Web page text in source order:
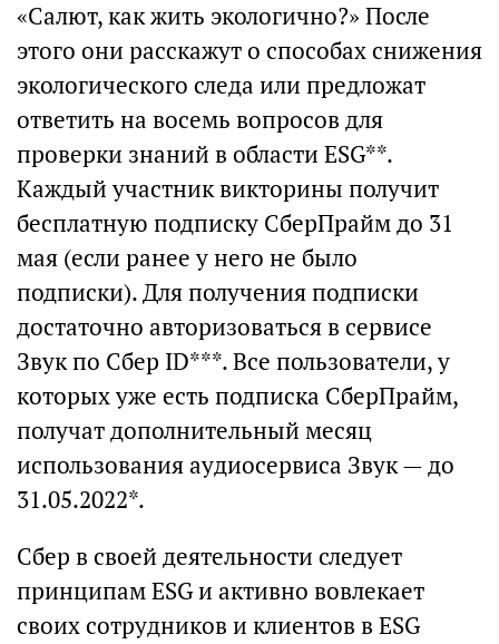
«Салют, как жить экологично?» После
этого они расскажут о способах снижения
экологического следа или предложат
ответить на восемь вопросов для
проверки знаний в области ESG**.
Каждый участник викторины получит
бесплатную подписку СберПрайм до 31
мая (если ранее у него не было
подписки). Для получения подписки
достаточно авторизоваться в сервисе
Звук по Сбер ID***. Все пользователи, у
которых уже есть подписка СберПрайм,
получат дополнительный месяц
использования аудиосервиса Звук — до
31.05.2022*.
Сбер в своей деятельности следует
принципам ESG и активно вовлекает
своих сотрудников и клиентов в ESG